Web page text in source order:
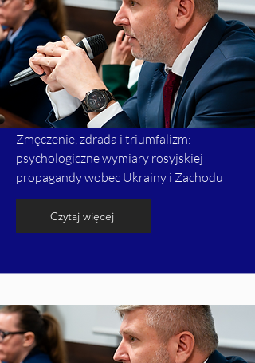
Zmęczenie, zdrada i triumfalizm:
psychologiczne wymiary rosyjskiej
propagandy wobec Ukrainy i Zachodu
Czytaj więcej